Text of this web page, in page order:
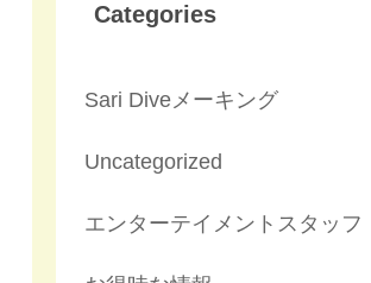
Categories
Sari Diveメーキング
Uncategorized
エンターテイメントスタッフ